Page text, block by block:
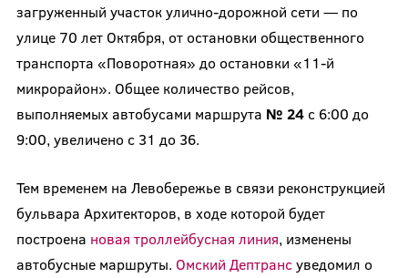
загруженный участок улично-дорожной сети — по
улице 70 лет Октября, от остановки общественного
транспорта «Поворотная» до остановки «11-й
микрорайон». Общее количество рейсов,
выполняемых автобусами маршрута № 24с 6:00 до
9:00, увеличено с 31 до 36.
Тем временем на Левобережье в связи реконструкцией
бульвара Архитекторов, в ходе которой будет
построена новая троллейбусная линия, изменены
автобусные маршруты. Омский Дептрансуведомил о